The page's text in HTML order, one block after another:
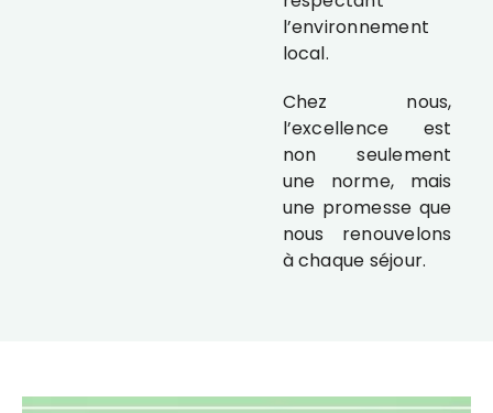
l’environnement
local.
Chez nous,
l’excellence est
non seulement
une norme, mais
une promesse que
nous renouvelons
à chaque séjour.